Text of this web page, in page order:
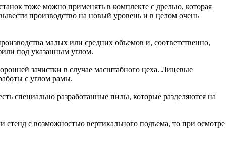
тоже можно применять в комплекте с дрелью, которая
производство на новый уровень и в целом очень
малых или средних объемов и, соответственно,
под указанным углом.
зачистки в случае масштабного цеха. Лицевые
с углом рамы.
специально разработанные пилы, которые разделяются на
стенд с возможностью вертикального подъема, то при осмотре